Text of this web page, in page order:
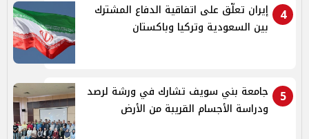
4
إيران تعلّق على اتفاقية الدفاع المشترك
بين السعودية وتركيا وباكستان
5
جامعة بني سويف تشارك في ورشة لرصد
ودراسة الأجسام القريبة من الأرض